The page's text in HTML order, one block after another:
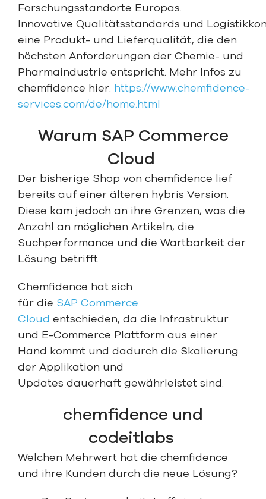
Forschungsstandorte Europas.
Innovative Qualitätsstandards und
eine Produkt- und Lieferqualität, die den
höchsten Anforderungen der Chemie- und
Pharmaindustrie entspricht. Mehr Infos zu
chemfidence hier: https://www.chemfidence-
services.com/de/home.html
Warum SAP Commerce
Cloud
Der bisherige Shop von chemfidence lief
bereits auf einer älteren hybris Version.
Diese kam jedoch an ihre Grenzen, was die
Anzahl an möglichen Artikeln, die
Suchperformance und die Wartbarkeit der
Lösung betrifft.
Chemfidence hat sich
für die SAP Commerce
Cloud entschieden, da die Infrastruktur
und E-Commerce Plattform aus einer
Hand kommt und dadurch die Skalierung
der Applikation und
Updates dauerhaft gewährleistet sind.
chemfidence und
codeitlabs
Welchen Mehrwert hat die chemfidence
und ihre Kunden durch die neue Lösung?